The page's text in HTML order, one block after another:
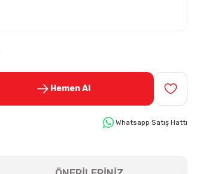
Hemen Al
Whatsapp Satış Hattı